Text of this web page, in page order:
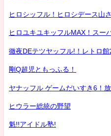
ヒロシッフル！ヒロシデース山
ヒロユキユキッフルMAX！スー
徹夜DEテツヤッフル!！レトロ館
剛Q超児ともっふる！
ヤナッフル ゲームだいすき6！
ヒウラー総統の野望
魁!!アイドル塾!